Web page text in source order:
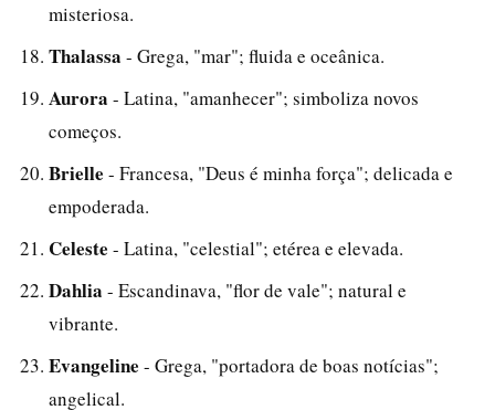
misteriosa.
Thalassa - Grega, "mar"; fluida e oceânica.
Aurora - Latina, "amanhecer"; simboliza novos
começos.
Brielle - Francesa, "Deus é minha força"; delicada e
empoderada.
Celeste - Latina, "celestial"; etérea e elevada.
Dahlia - Escandinava, "flor de vale"; natural e
vibrante.
Evangeline - Grega, "portadora de boas notícias";
angelical.